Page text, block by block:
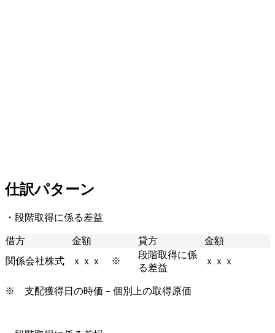
仕訳パターン
・段階取得に係る差益
借方 金額 貸方
金額
関係会社株式
ｘｘｘ ※
段階取得に係
る差益
ｘｘｘ
※ 支配獲得日の時価－個別上の取得原価